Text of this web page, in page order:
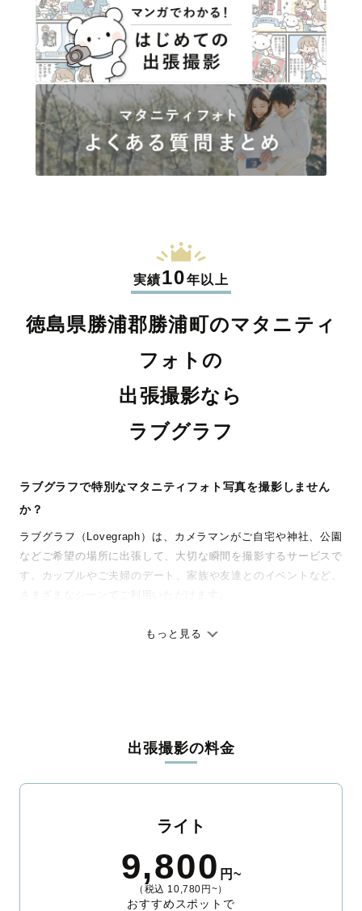
実績10年以上
徳島県勝浦郡勝浦町のマタニティ
フォトの
出張撮影なら
ラブグラフ
ラブグラフで特別なマタニティフォト写真を撮影しません
か？
ラブグラフ（Lovegraph）は、カメラマンがご自宅や神社、公園
などご希望の場所に出張して、大切な瞬間を撮影するサービスで
す。カップルやご夫婦のデート、家族や友達とのイベントなど、
ありのままの空気感を大切に、何十年経っても見返したくなるよ
ィを身につけたプロのカメラマンが全国47都道府県に在籍してい
ます。創業10年のノウハウを活かし、思い出に残る素敵な撮影体
験をお届けします。
整。自然な雰囲気を残しつつも、おしゃれで洗練された仕上がり
に。きっと「こんな写真を撮ってほしかった！」と思える一枚に
出会えます。まずは、ラブグラフの撮影事例
もっと見る
出張撮影の料金
ライト
9,800 円~
（税込 10,780円~）
おすすめスポットで